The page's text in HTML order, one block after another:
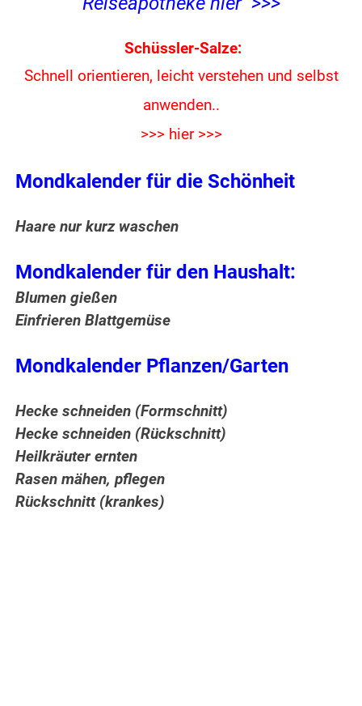
Schüssler-Salze:
Schnell orientieren, leicht verstehen und selbst
anwenden..
>>> hier >>>
Mondkalender für die Schönheit
Haare nur kurz waschen
Mondkalender für den Haushalt:
Blumen gießen
Einfrieren Blattgemüse
Mondkalender Pflanzen/Garten
Hecke schneiden (Formschnitt)
Hecke schneiden (Rückschnitt)
Heilkräuter ernten
Rasen mähen, pflegen
Rückschnitt (krankes)